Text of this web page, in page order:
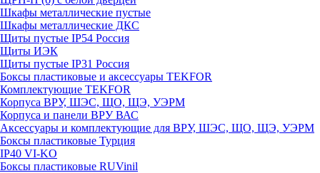
Шкафы металлические пустые
Шкафы металлические ДКС
Щиты пустые IP54 Россия
Щиты ИЭК
Щиты пустые IP31 Россия
Боксы пластиковые и аксессуары TEKFOR
Комплектующие TEKFOR
Корпуса ВРУ, ШЭС, ЩО, ЩЭ, УЭРМ
Корпуса и панели ВРУ ВАС
Аксессуары и комплектующие для ВРУ, ШЭС, ЩО, ЩЭ, УЭРМ
Боксы пластиковые Турция
IP40 VI-KO
Боксы пластиковые RUVinil